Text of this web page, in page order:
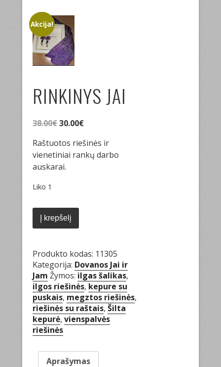
Akcija!
RINKINYS JAI
38.00€Original
was:
38.00€.
30.00€Current
is:
30.00€.
Raštuotos riešinės ir
vienetiniai rankų darbo
auskarai.
Liko 1
kiekis:
Rinkinys
Į krepšelį
Produkto kodas: 11305
Kategorija: Dovanos Jai ir
Jam Žymos: ilgas šalikas,
ilgos riešinės, kepure su
puskais, megztos riešinės,
riešinės su raštais,Šilta
kepurė,vienspalvės
riešinės
Aprašymas